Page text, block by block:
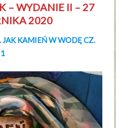
– WYDANIE II – 27
2020
JAK KAMIEŃ W WODĘ CZ.
1